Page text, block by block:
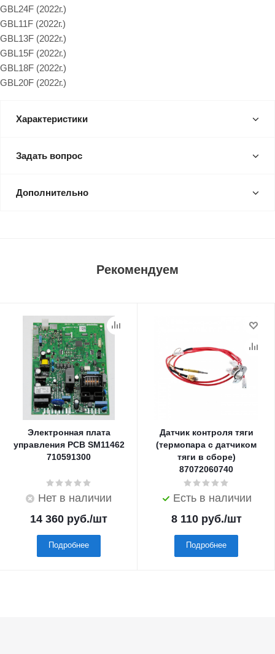
GBL24F (2022г.)
GBL11F (2022г.)
GBL13F (2022г.)
GBL15F (2022г.)
GBL18F (2022г.)
GBL20F (2022г.)
Характеристики
Задать вопрос
Дополнительно
Рекомендуем
Электронная плата
управления PCB SM11462
710591300
Нет в наличии
14 360 руб./шт
Подробнее
Датчик контроля тяги
(термопара с датчиком
тяги в сборе)
87072060740
Есть в наличии
8 110руб./шт
Подробнее